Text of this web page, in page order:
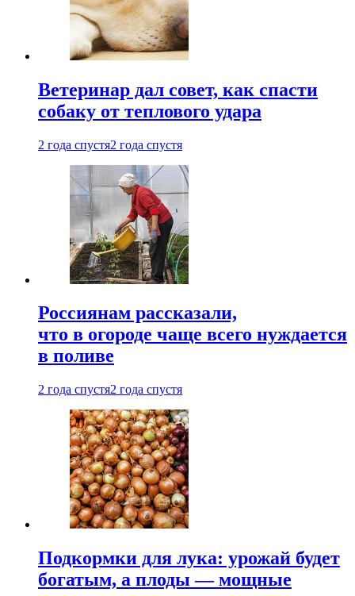
Ветеринар дал совет, как спасти
собаку от теплового удара
2 года спустя2 года спустя
Россиянам рассказали,
что в огороде чаще всего нуждается
в поливе
2 года спустя2 года спустя
Подкормки для лука: урожай будет
богатым, а плоды — мощные